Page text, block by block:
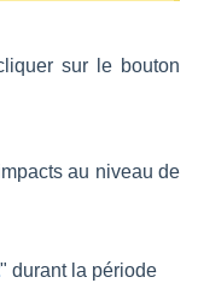
sur le bouton
au niveau de
" durant la période